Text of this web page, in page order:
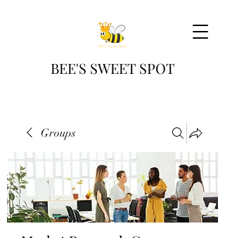
BEE'S SWEET SPOT
Groups